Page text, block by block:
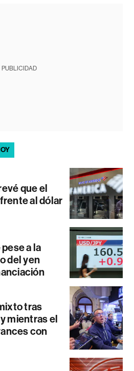
PUBLICIDAD
que el
al dólar
a la
del yen
tras
mientras el
con